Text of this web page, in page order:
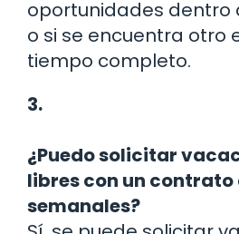
oportunidades dentro
o si se encuentra otro
tiempo completo.
3.
¿Puedo solicitar
libres con un contrato
semanales?